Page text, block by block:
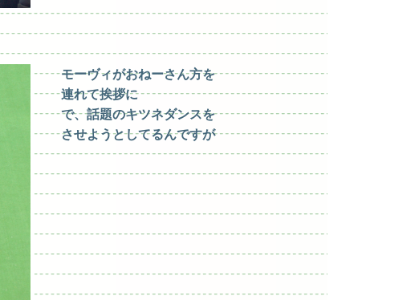
モーヴィがおねーさん方を
連れて挨拶に
で、話題のキツネダンスを
させようとしてるんですが